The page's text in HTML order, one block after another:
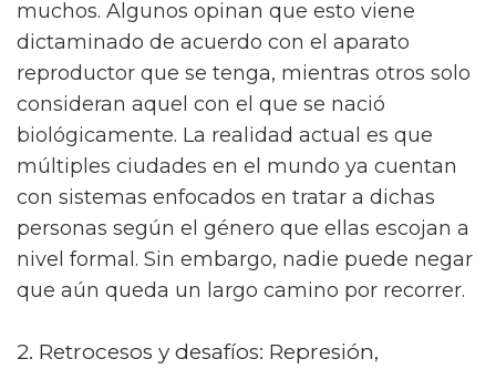
muchos. Algunos opinan que esto viene
dictaminado de acuerdo con el aparato
reproductor que se tenga, mientras otros solo
consideran aquel con el que se nació
biológicamente. La realidad actual es que
múltiples ciudades en el mundo ya cuentan
con sistemas enfocados en tratar a dichas
personas según el género que ellas escojan a
nivel formal. Sin embargo, nadie puede negar
que aún queda un largo camino por recorrer.
2. Retrocesos y desafíos: Represión,